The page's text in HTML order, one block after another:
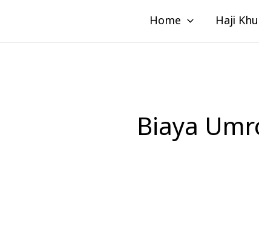
konten
Home Haji
Biaya